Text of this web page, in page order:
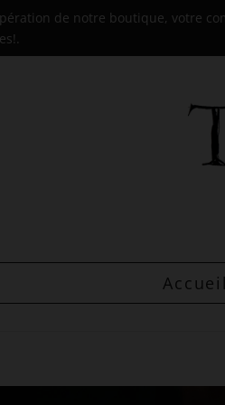
de notre boutique, votre
Accueil